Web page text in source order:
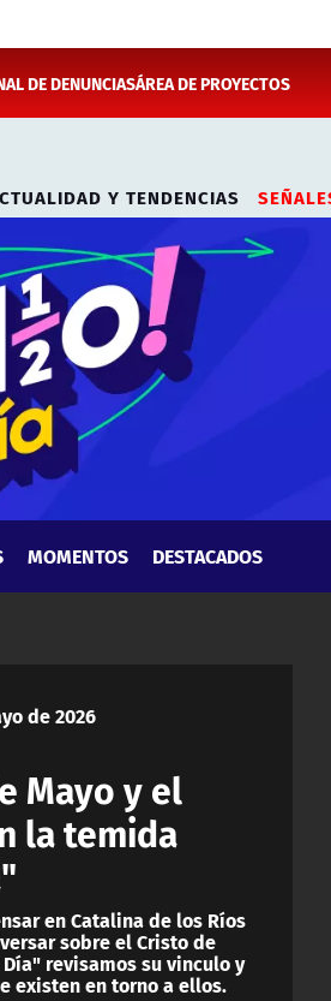
DE DENUNCIASÁREA DE PROYECTOS
Y TENDENCIAS
MOMENTOS DESTACADOS
de 2026
Mayo y el
la temida
en Catalina de los Ríos
sobre el Cristo de
revisamos su vinculo y
existen en torno a ellos.